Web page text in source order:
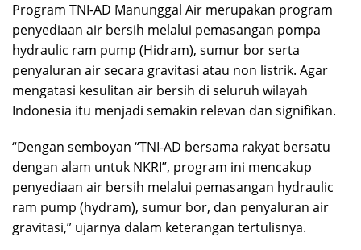
Program TNI-AD Manunggal Air merupakan program
penyediaan air bersih melalui pemasangan pompa
hydraulic ram pump (Hidram), sumur bor serta
penyaluran air secara gravitasi atau non listrik. Agar
mengatasi kesulitan air bersih di seluruh wilayah
Indonesia itu menjadi semakin relevan dan signifikan.
“Dengan semboyan “TNI-AD bersama rakyat bersatu
dengan alam untuk NKRI”, program ini mencakup
penyediaan air bersih melalui pemasangan hydraulic
ram pump (hydram), sumur bor, dan penyaluran air
gravitasi,” ujarnya dalam keterangan tertulisnya.